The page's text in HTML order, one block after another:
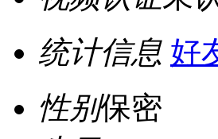
统计信息 好
性别保密